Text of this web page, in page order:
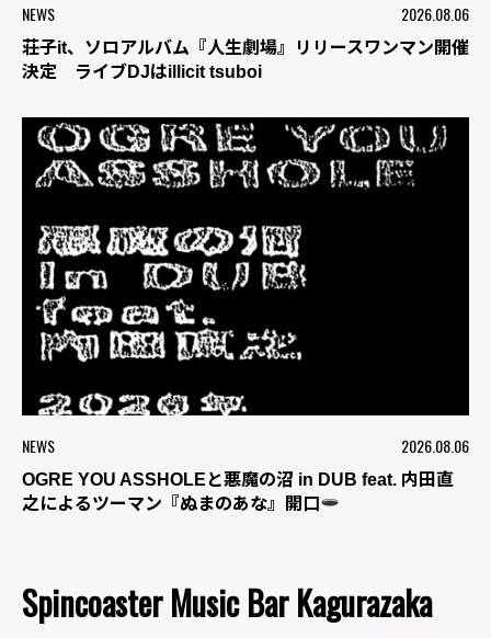
NEWS 2026.08.06
荘子it、ソロアルバム『人生劇場』リリースワンマン開催
決定 ライブDJはillicit tsuboi
NEWS 2026.08.06
OGRE YOU ASSHOLEと悪魔の沼 in DUB feat. 内田直
之によるツーマン『ぬまのあな』開口
Spincoaster Music Bar Kagurazaka